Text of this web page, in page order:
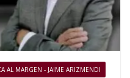
AL MARGEN - JAIME ARIZMENDI